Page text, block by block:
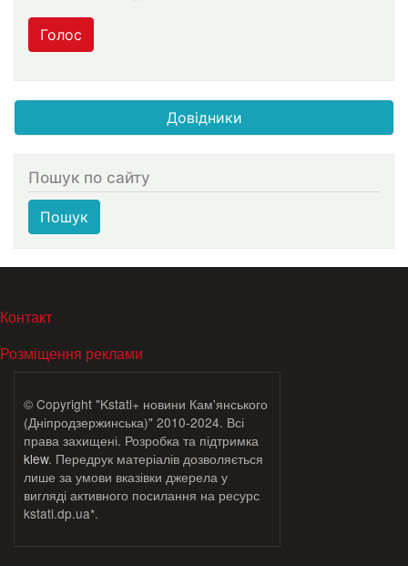
Голос
Довідники
Пошук по сайту
Пошук
МЕНЮ В ПОДВАЛЕ
Контакт
Розміщення реклами
© Copyright "Kstati+ новини Кам'янського
(Дніпродзержинська)" 2010-2024. Всі
права захищені. Розробка та підтримка
klew. Передрук матеріалів дозволяється
лише за умови вказівки джерела у
вигляді активного посилання на ресурс
kstati.dp.ua*.